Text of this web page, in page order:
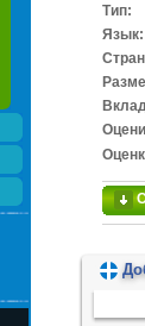
Тип:
Язык: